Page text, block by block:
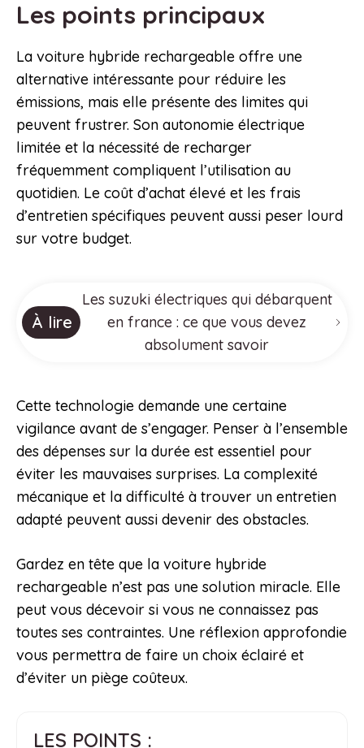
Les points principaux
La voiture hybride rechargeable offre une
alternative intéressante pour réduire les
émissions, mais elle présente des limites qui
peuvent frustrer. Son autonomie électrique
limitée et la nécessité de recharger
fréquemment compliquent l’utilisation au
quotidien. Le coût d’achat élevé et les frais
d’entretien spécifiques peuvent aussi peser lourd
sur votre budget.
À lire
Les suzuki électriques qui débarquent
en france : ce que vous devez
absolument savoir
Cette technologie demande une certaine
vigilance avant de s’engager. Penser à l’ensemble
des dépenses sur la durée est essentiel pour
éviter les mauvaises surprises. La complexité
mécanique et la difficulté à trouver un entretien
adapté peuvent aussi devenir des obstacles.
Gardez en tête que la voiture hybride
rechargeable n’est pas une solution miracle. Elle
peut vous décevoir si vous ne connaissez pas
toutes ses contraintes. Une réflexion approfondie
vous permettra de faire un choix éclairé et
d’éviter un piège coûteux.
LES POINTS :